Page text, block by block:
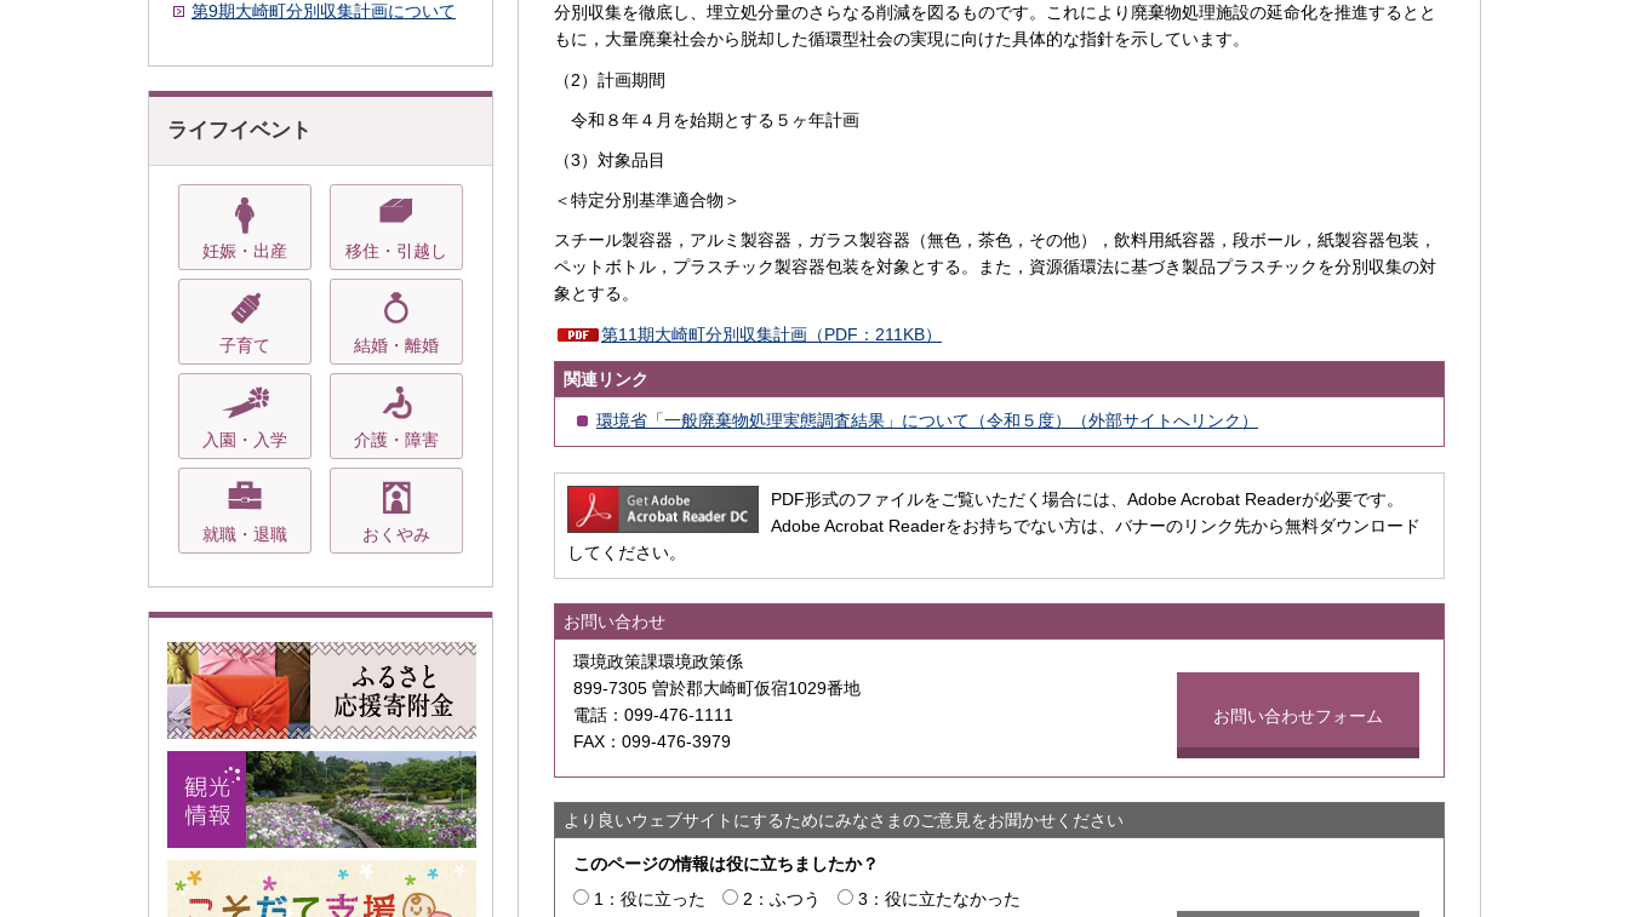
第9期大崎町分別収集計画について
ライフイベント
妊娠・出産 移住・引越し
子育て 結婚・離婚
入園・入学 介護・障害
就職・退職 おくやみ
分別収集を徹底し、埋立処分量のさらなる削減を図るものです。これにより廃棄物処理施設の延命化を推進するとと
もに，大量廃棄社会から脱却した循環型社会の実現に向けた具体的な指針を示しています。
（2）計画期間
令和８年４月を始期とする５ヶ年計画
（3）対象品目
＜特定分別基準適合物＞
スチール製容器，アルミ製容器，ガラス製容器（無色，茶色，その他），飲料用紙容器，段ボール，紙製容器包装，
ペットボトル，プラスチック製容器包装を対象とする。また，資源循環法に基づき製品プラスチックを分別収集の対
象とする。
第11期大崎町分別収集計画（PDF：211KB）
関連リンク
環境省「一般廃棄物処理実態調査結果」について（令和５度）（外部サイトへリンク）
PDF形式のファイルをご覧いただく場合には、Adobe Acrobat Readerが必要です。
Adobe Acrobat Readerをお持ちでない方は、バナーのリンク先から無料ダウンロード
してください。
お問い合わせ
環境政策課環境政策係
899-7305 曽於郡大崎町仮宿1029番地
電話：099-476-1111
FAX：099-476-3979
お問い合わせフォーム
より良いウェブサイトにするためにみなさまのご意見をお聞かせください
このページの情報は役に立ちましたか？
1：役に立った
2：ふつう 3：役に立たなかった